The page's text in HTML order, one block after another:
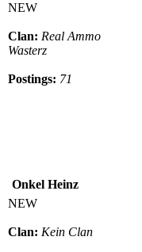
NEW
Clan: Real Ammo
Wasterz
Postings: 71
Onkel Heinz
NEW
Clan: Kein Clan